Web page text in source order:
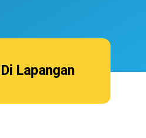
Lapangan